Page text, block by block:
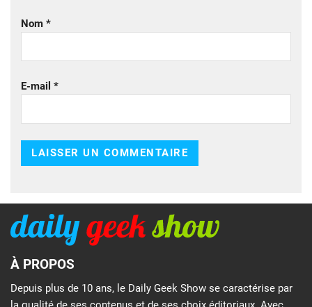
Nom *
E-mail *
À PROPOS
Depuis plus de 10 ans, le Daily Geek Show se caractérise par